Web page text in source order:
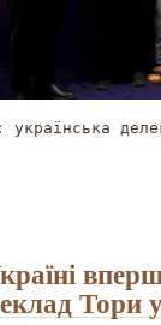
українська
Тори